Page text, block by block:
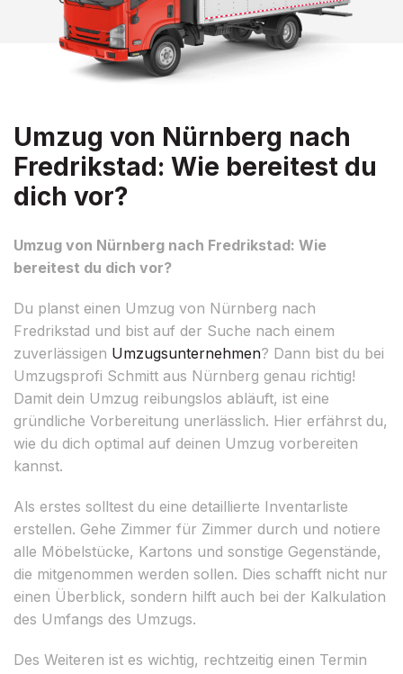
Umzug von Nürnberg nach
Fredrikstad: Wie bereitest du
dich vor?
Umzug von Nürnberg nach Fredrikstad: Wie
bereitest du dich vor?
Du planst einen Umzug von Nürnberg nach
Fredrikstad und bist auf der Suche nach einem
zuverlässigen Umzugsunternehmen? Dann bist du bei
Umzugsprofi Schmitt aus Nürnberg genau richtig!
Damit dein Umzug reibungslos abläuft, ist eine
gründliche Vorbereitung unerlässlich. Hier erfährst du,
wie du dich optimal auf deinen Umzug vorbereiten
kannst.
Als erstes solltest du eine detaillierte Inventarliste
erstellen. Gehe Zimmer für Zimmer durch und notiere
alle Möbelstücke, Kartons und sonstige Gegenstände,
die mitgenommen werden sollen. Dies schafft nicht nur
einen Überblick, sondern hilft auch bei der Kalkulation
des Umfangs des Umzugs.
Des Weiteren ist es wichtig, rechtzeitig einen Termin